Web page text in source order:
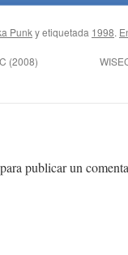
Punky etiquetada 1998.
(2008)
para publicar un